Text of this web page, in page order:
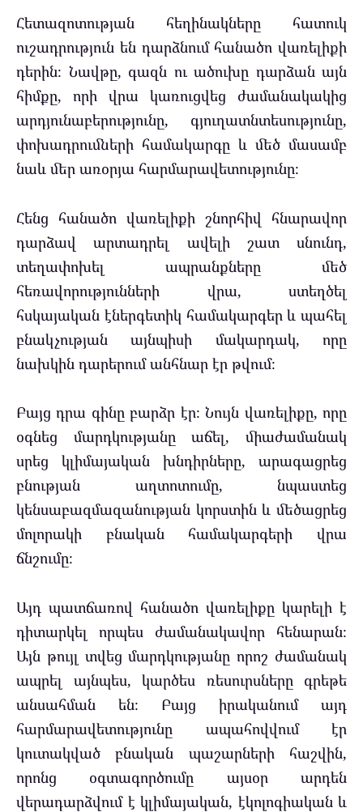
Հետազոտության հեղինակները հատուկ
ուշադրություն են դարձնում հանածո վառելիքի
դերին։ Նավթը, գազն ու ածուխը դարձան այն
հիմքը, որի վրա կառուցվեց ժամանակակից
արդյունաբերությունը, գյուղատնտեսությունը,
փոխադրումների համակարգը և մեծ մասամբ
նաև մեր առօրյա հարմարավետությունը։
Հենց հանածո վառելիքի շնորհիվ հնարավոր
դարձավ արտադրել ավելի շատ սնունդ,
տեղափոխել ապրանքները մեծ
հեռավորությունների վրա, ստեղծել
հսկայական էներգետիկ համակարգեր և պահել
բնակչության այնպիսի մակարդակ, որը
նախկին դարերում անհնար էր թվում։
Բայց դրա գինը բարձր էր։ Նույն վառելիքը, որը
օգնեց մարդկությանը աճել, միաժամանակ
սրեց կլիմայական խնդիրները, արագացրեց
բնության աղտոտումը, նպաստեց
կենսաբազմազանության կորստին և մեծացրեց
մոլորակի բնական համակարգերի վրա
ճնշումը։
Այդ պատճառով հանածո վառելիքը կարելի է
դիտարկել որպես ժամանակավոր հենարան։
Այն թույլ տվեց մարդկությանը որոշ ժամանակ
ապրել այնպես, կարծես ռեսուրսները գրեթե
անսահման են։ Բայց իրականում այդ
հարմարավետությունը ապահովվում էր
կուտակված բնական պաշարների հաշվին,
որոնց օգտագործումը այսօր արդեն
վերադարձվում է կլիմայական, էկոլոգիական և